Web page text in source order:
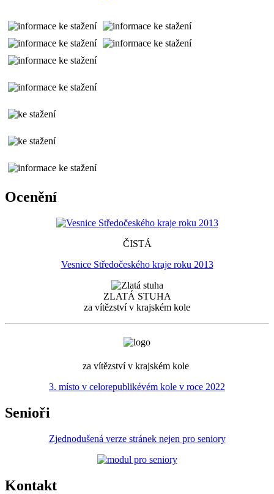
Ocenění
ČISTÁ
Vesnice Středočeského kraje roku 2013
ZLATÁ STUHA
za vítězství v krajském kole
za vítězství v krajském kole
3. místo v celorepublikévém kole v roce 2022
Senioři
Zjednodušená verze stránek nejen pro seniory
Kontakt